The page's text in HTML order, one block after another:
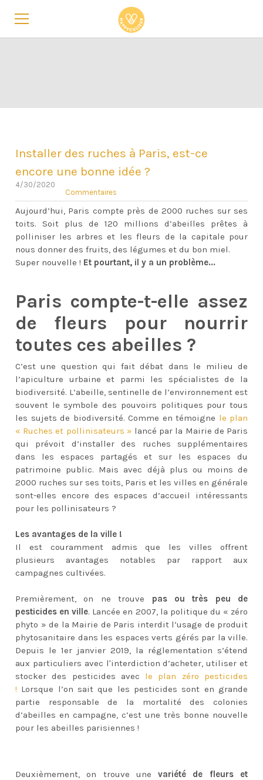
Installer des ruches à Paris, est-ce
encore une bonne idée ?
4/30/2020
Commentaires
Aujourd’hui, Paris compte près de 2000 ruches sur ses
toits. Soit plus de 120 millions d’abeilles prêtes à
polliniser les arbres et les fleurs de la capitale pour
nous donner des fruits, des légumes et du bon miel.
Super nouvelle ! Et pourtant, il y a un problème...
Paris compte-t-elle assez
de fleurs pour nourrir
toutes ces abeilles ?
C’est une question qui fait débat dans le milieu de
l’apiculture urbaine et parmi les spécialistes de la
biodiversité. L’abeille, sentinelle de l’environnement est
souvent le symbole des pouvoirs politiques pour tous
les sujets de biodiversité. Comme en témoigne le plan
« Ruches et pollinisateurs » lancé par la Mairie de Paris
qui prévoit d’installer des
ruches supplémentaires
dans les espaces partagés et sur les espaces du
patrimoine public. Mais avec déjà plus ou moins de
2000 ruches sur ses toits, Paris et les villes en générale
sont-elles encore des espaces d’accueil intéressants
pour les pollinisateurs ?
Les avantages de la ville !
Il est couramment admis que les villes offrent
plusieurs avantages notables par rapport aux
campagnes cultivées.
Premièrement, on ne trouve pas ou très peu de
pesticides en ville. Lancée en 2007, la politique du « zéro
phyto » de la Mairie de Paris interdit l’usage de produit
phytosanitaire dans les espaces verts gérés par la ville.
Depuis le 1er janvier 2019, la réglementation s’étend
aux particuliers avec l'interdiction d’acheter, utiliser et
stocker des pesticides avec le plan zéro pesticides
! Lorsque l’on sait que les pesticides sont en grande
partie responsable de la mortalité des colonies
d’abeilles en campagne, c’est une très bonne nouvelle
pour les abeilles parisiennes !
​Deuxièmement, on trouve unevariété de fleurs et
CONTACT